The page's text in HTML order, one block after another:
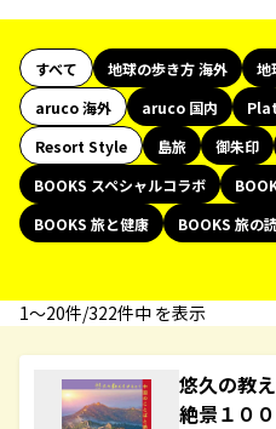
すべて 地球の歩き方 海外
地
aruco 海外
aruco 国内 Plat
Resort Style
島旅 御朱印
BOOKS スペシャルコラボ
BOOKS 旅と健康
BOOKS 旅の
1〜20件/322件中 を表示
悠久の教
絶景１００